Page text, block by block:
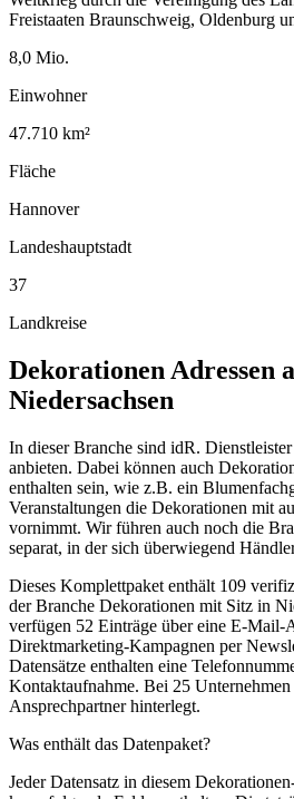
Freistaaten Braunschweig, Oldenburg
8,0 Mio.
Einwohner
47.710 km²
Fläche
Hannover
Landeshauptstadt
37
Landkreise
Dekorationen Adressen
Niedersachsen
In dieser Branche sind idR.
anbieten. Dabei können auch
enthalten sein, wie z.B. ein
Veranstaltungen die Dekorationen mit
vornimmt. Wir führen auch noch die
separat, in der sich überwiegend
Dieses Komplettpaket enthält 109
der Branche Dekorationen mit Sitz in
verfügen 52 Einträge über eine E-Mail-
Direktmarketing-Kampagnen per
Datensätze enthalten eine
Kontaktaufnahme. Bei 25
Ansprechpartner hinterlegt.
Was enthält das Datenpaket?
Jeder Datensatz in diesem Dekorationen